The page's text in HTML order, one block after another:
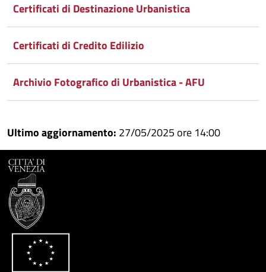
Certificati di Destinazione Urbanistica
Certificati di Credito Edilizio
Archivio Fotografico di Urbanistica - AFU
Ultimo aggiornamento: 27/05/2025 ore 14:00